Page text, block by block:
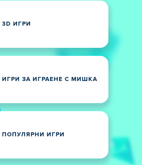
3D ИГРИ
ИГРИ ЗА ИГРАЕНЕ С МИШКА
ПОПУЛЯРНИ ИГРИ